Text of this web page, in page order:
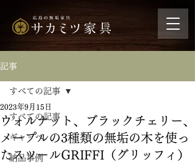
記事
すべての記事
ギャッベ
納品事例
すべての記事
ウォルナット、ブラックチェリー、
メープルの3種類の無垢の木を使っ
たスツールGRIFFI（グリッフィ）
2023年9月15日